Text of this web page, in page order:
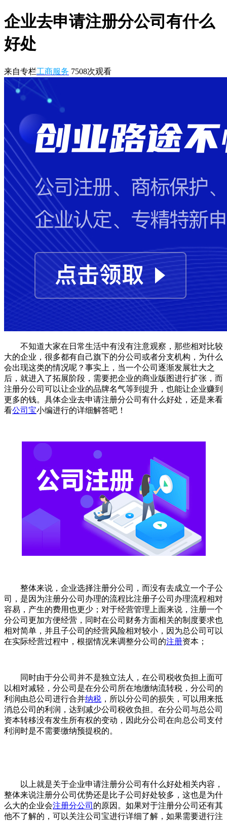
企业去申请注册分公司有什么
好处
来自专栏工商服务 7508次观看
不知道大家在日常生活中有没有注意观察，那些相对比较
大的企业，很多都有自己旗下的分公司或者分支机构，为什么
会出现这类的情况呢？事实上，当一个公司逐渐发展壮大之
后，就进入了拓展阶段，需要把企业的商业版图进行扩张，而
注册分公司可以让企业的品牌名气等到提升，也能让企业赚到
更多的钱。具体企业去申请注册分公司有什么好处，还是来看
看公司宝小编进行的详细解答吧！
整体来说，企业选择注册分公司，而没有去成立一个子公
司，是因为注册分公司办理的流程比注册子公司办理流程相对
容易，产生的费用也更少；对于经营管理上面来说，注册一个
分公司更加方便经营，同时在公司财务方面相关的制度要求也
相对简单，并且子公司的经营风险相对较小，因为总公司可以
在实际经营过程中，根据情况来调整分公司的注册资本；
同时由于分公司并不是独立法人，在公司税收负担上面可
以相对减轻，分公司是在分公司所在地缴纳流转税，分公司的
利润由总公司进行合并纳税 ，所以分公司的损失，可以用来抵
消总公司的利润，达到减少公司税收负担。在分公司与总公司
资本转移没有发生所有权的变动，因此分公司在向总公司支付
利润时是不需要缴纳预提税的。
以上就是关于企业申请注册分公司有什么好处相关内容，
整体来说注册分公司优势还是比子公司好处较多，这也是为什
么大的企业会注册分公司 的原因。如果对于注册分公司还有其
他不了解的，可以关注公司宝进行详细了解，如果需要进行注